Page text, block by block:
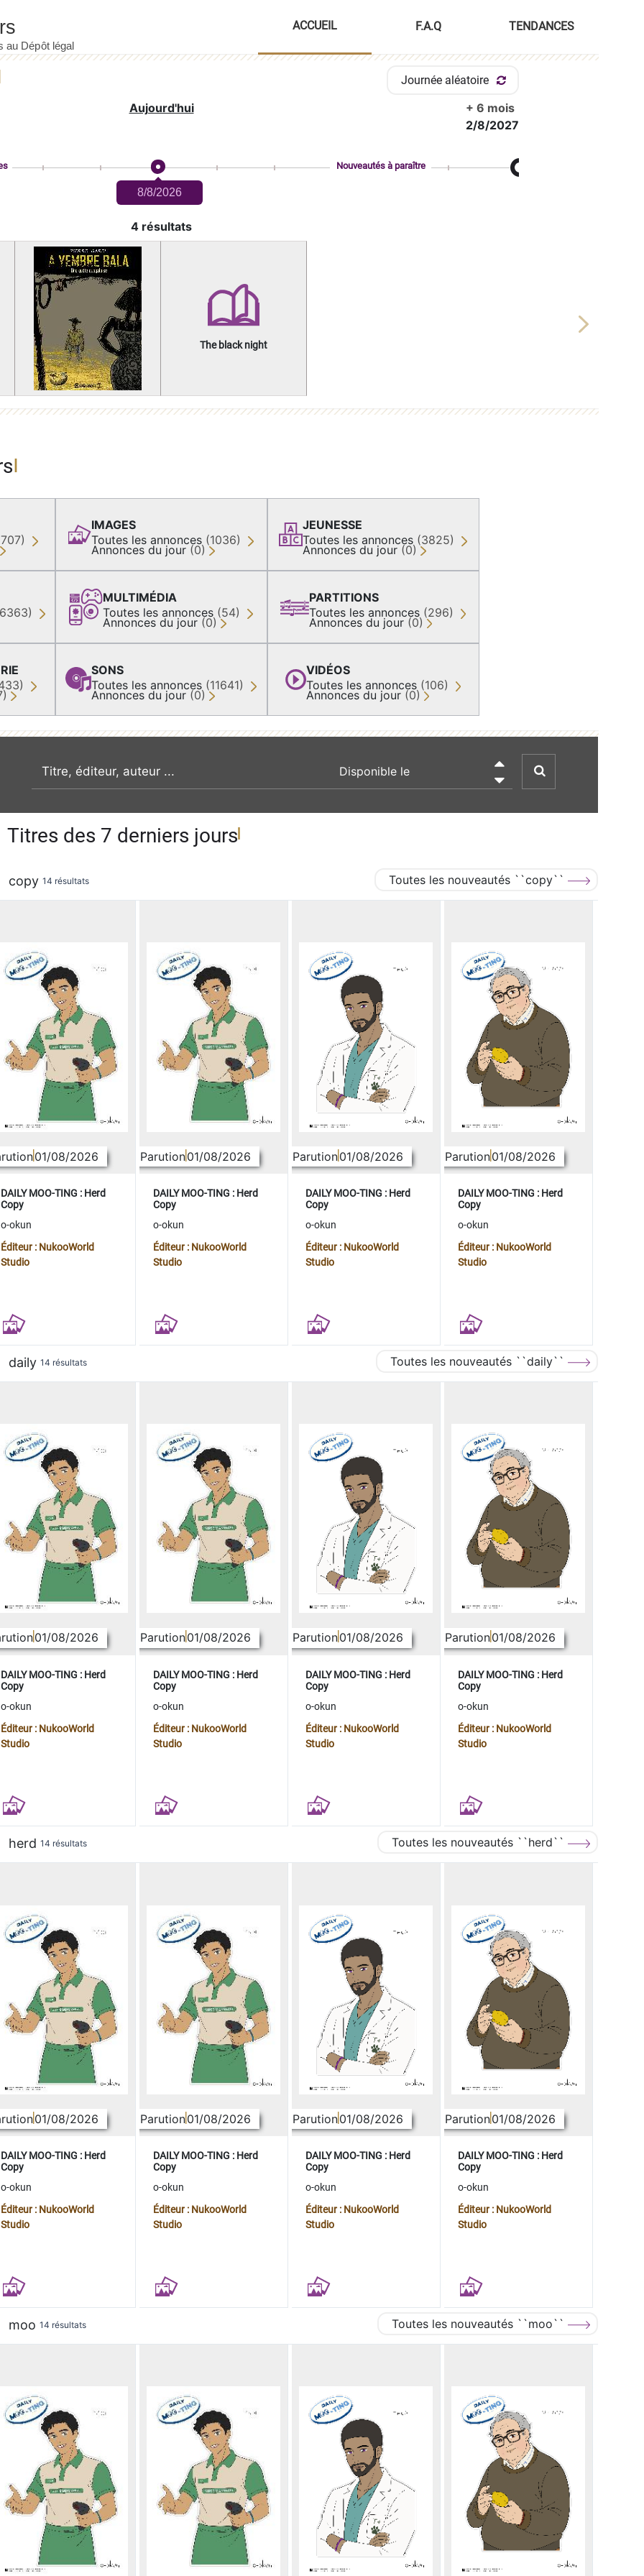
ACCUEIL F.A.Q TENDANCES
Journée aléatoire
Aujourd'hui
+ 6 mois
2/8/2027
8/8/2026
Nouveautés à paraître
4 résultats
The black night
Next
IMAGES
Toutes les annonces (1036)
Annonces du jour (0)
MULTIMÉDIA
Toutes les annonces (54)
Annonces du jour (0)
SONS
Toutes les annonces (11641)
Annonces du jour (0)
JEUNESSE
Toutes les annonces (3825)
Annonces du jour (0)
PARTITIONS
Toutes les annonces (296)
Annonces du jour (0)
VIDÉOS
Toutes les annonces (106)
Annonces du jour (0)
recherche par mot clé

Titres des 7 derniers jours
copy 14 résultats Toutes les nouveautés ``copy``
01/08/2026
DAILY MOO-TING : Herd
Copy
o-okun
Éditeur : NukooWorld
Studio
Parution01/08/2026
DAILY MOO-TING : Herd
Copy
o-okun
Éditeur : NukooWorld
Studio
Parution01/08/2026
DAILY MOO-TING : Herd
Copy
o-okun
Éditeur : NukooWorld
Studio
Parution01/08/2026
DAILY MOO-TING : Herd
Copy
o-okun
Éditeur : NukooWorld
Studio
daily 14 résultats Toutes les nouveautés ``daily``
01/08/2026
DAILY MOO-TING : Herd
Copy
o-okun
Éditeur : NukooWorld
Studio
Parution01/08/2026
DAILY MOO-TING : Herd
Copy
o-okun
Éditeur : NukooWorld
Studio
Parution01/08/2026
DAILY MOO-TING : Herd
Copy
o-okun
Éditeur : NukooWorld
Studio
Parution01/08/2026
DAILY MOO-TING : Herd
Copy
o-okun
Éditeur : NukooWorld
Studio
herd 14 résultats Toutes les nouveautés ``herd``
01/08/2026
DAILY MOO-TING : Herd
Copy
o-okun
Éditeur : NukooWorld
Studio
Parution01/08/2026
DAILY MOO-TING : Herd
Copy
o-okun
Éditeur : NukooWorld
Studio
Parution01/08/2026
DAILY MOO-TING : Herd
Copy
o-okun
Éditeur : NukooWorld
Studio
Parution01/08/2026
DAILY MOO-TING : Herd
Copy
o-okun
Éditeur : NukooWorld
Studio
moo 14 résultats Toutes les nouveautés ``moo``